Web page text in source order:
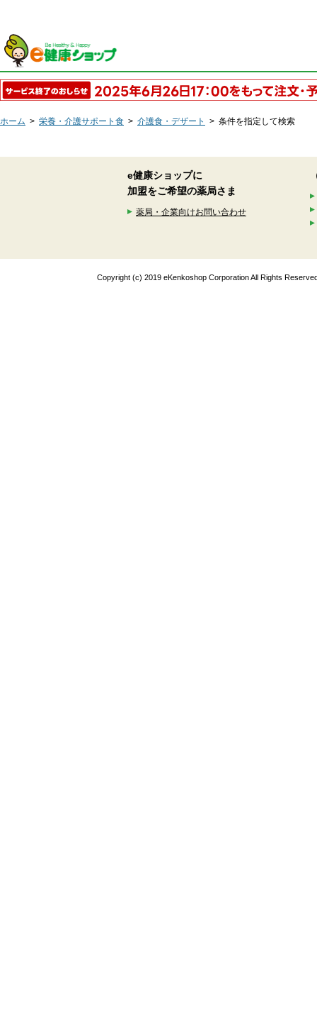
ホーム > 栄養・介護サポート食 > 介護食・デザート > 条件を指定して検索
e健康ショップに
加盟をご希望の薬局さま
薬局・企業向けお問い合わせ
Copyright (c) 2019 eKenkoshop Corporation All Rights